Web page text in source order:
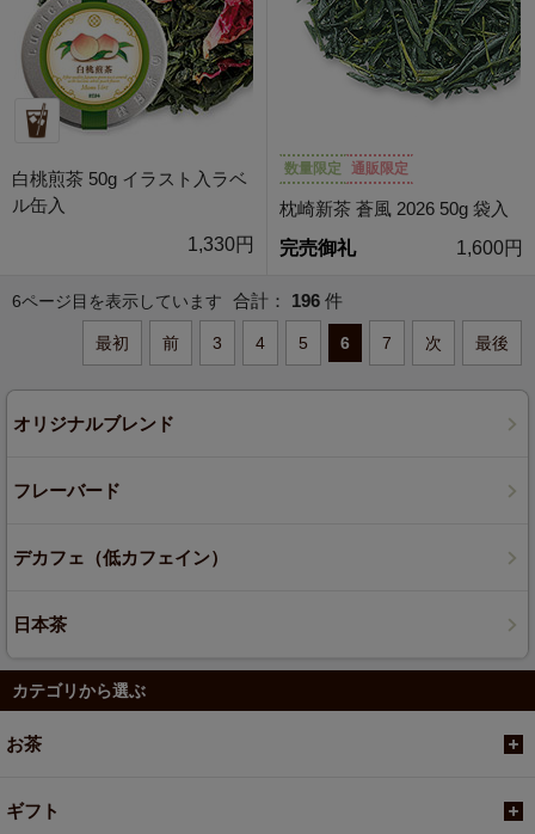
白桃煎茶 50g イラスト入ラベ
ル缶入
1,330円
数量限定 通販限定
枕崎新茶 蒼風 2026 50g 袋入
完売御礼
1,600円
6ページ目を表示しています 合計： 196 件
最初 前 3 4 5 6 7 次 最後
オリジナルブレンド
フレーバード
デカフェ（低カフェイン）
日本茶
カテゴリから選ぶ
お茶
ギフト